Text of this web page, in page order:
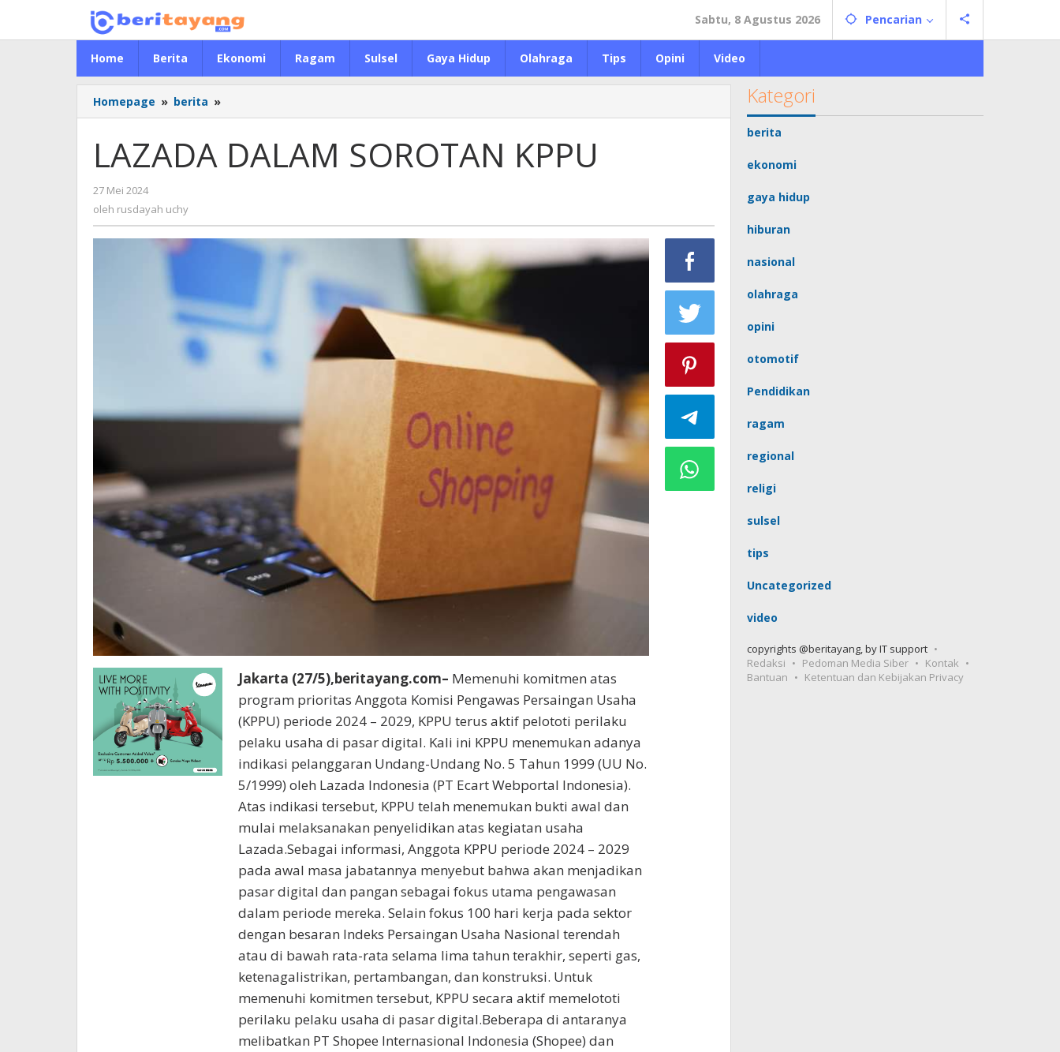
konten
Sabtu, 8 Agustus 2026 Pencarian
Home Berita Ekonomi Ragam Sulsel Gaya Hidup Olahraga Tips Opini Video
Homepage » berita »
DALAM
KPPU
LAZADA DALAM SOROTAN KPPU
27 Mei 2024
rusdayah
oleh rusdayah uchy
Jakarta (27/5),beritayang.com– Memenuhi komitmen atas
program prioritas Anggota Komisi Pengawas Persaingan Usaha
(KPPU) periode 2024 – 2029, KPPU terus aktif pelototi perilaku
pelaku usaha di pasar digital. Kali ini KPPU menemukan adanya
indikasi pelanggaran Undang-Undang No. 5 Tahun 1999 (UU No.
5/1999) oleh Lazada Indonesia (PT Ecart Webportal Indonesia).
Atas indikasi tersebut, KPPU telah menemukan bukti awal dan
mulai melaksanakan penyelidikan atas kegiatan usaha
Lazada.Sebagai informasi, Anggota KPPU periode 2024 – 2029
pada awal masa jabatannya menyebut bahwa akan menjadikan
pasar digital dan pangan sebagai fokus utama pengawasan
dalam periode mereka. Selain fokus 100 hari kerja pada sektor
dengan besaran Indeks Persaingan Usaha Nasional terendah
atau di bawah rata-rata selama lima tahun terakhir, seperti gas,
ketenagalistrikan, pertambangan, dan konstruksi. Untuk
memenuhi komitmen tersebut, KPPU secara aktif memelototi
perilaku pelaku usaha di pasar digital.Beberapa di antaranya
melibatkan PT Shopee Internasional Indonesia (Shopee) dan
Kategori
berita
ekonomi
gaya hidup
hiburan
nasional
olahraga
opini
otomotif
Pendidikan
ragam
regional
religi
sulsel
tips
Uncategorized
video
copyrights @beritayang, by IT support
Redaksi
Pedoman Media Siber
Kontak
Bantuan
Ketentuan dan Kebijakan Privacy